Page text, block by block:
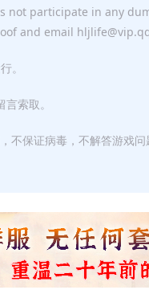
not participate in any
and email
。
索取。
不保证病毒，不解答游戏